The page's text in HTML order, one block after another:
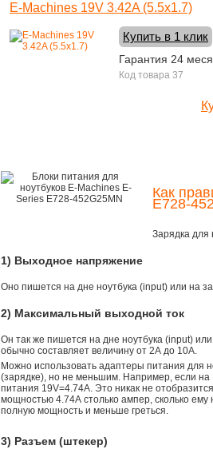
E-Machines 19V 3.42A (5.5x1.7)
Купить в 1 клик
Гарантия 24
Код товара 37
Как
E728-
Зарядка для
1) Выходное напряжение
Оно пишется на дне ноутбука (input) или на
2) Максимальный выходной ток
Он так же пишется на дне ноутбука (input)
обычно составляет величину от 2А до 10A.
Можно использовать адаптеры питания для
(зарядке), но не меньшим. Например, если
питания 19V=4.74A. Это никак не
мощностью 4.74А столько ампер, сколько
полную мощность и меньше греться.
3) Разъем (штекер)